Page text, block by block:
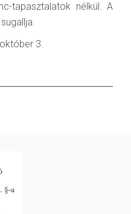
tapasztalatok nélkül. A
3.